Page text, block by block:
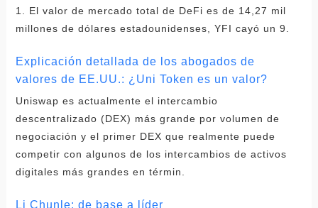
1. El valor de mercado total de DeFi es de 14,27 mil
millones de dólares estadounidenses, YFI cayó un 9.
Explicación detallada de los abogados de
valores de EE.UU.: ¿Uni Token es un valor?
Uniswap es actualmente el intercambio
descentralizado (DEX) más grande por volumen de
negociación y el primer DEX que realmente puede
competir con algunos de los intercambios de activos
digitales más grandes en términ.
Li Chunle: de base a líder